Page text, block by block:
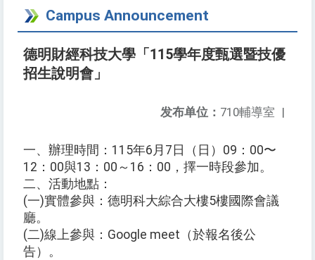
Campus Announcement
德明財經科技大學「115學年度甄選暨技優
招生說明會」
发布单位： 710輔導室 |
一、辦理時間：115年6月7日（日）09：00〜
12：00與13：00～16：00，擇一時段參加。
二、活動地點：
(一)實體參與：德明科大綜合大樓5樓國際會議
廳。
(二)線上參與：Google meet（於報名後公
告）。